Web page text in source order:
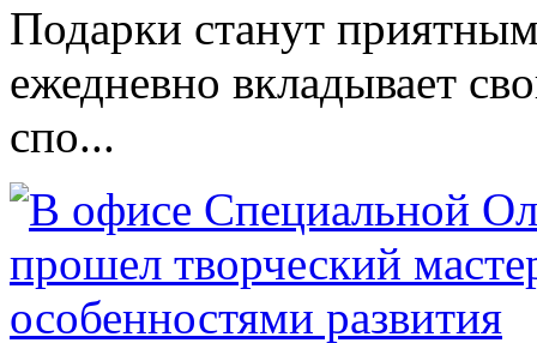
Подарки станут
ежедневно вкладывает
спо...